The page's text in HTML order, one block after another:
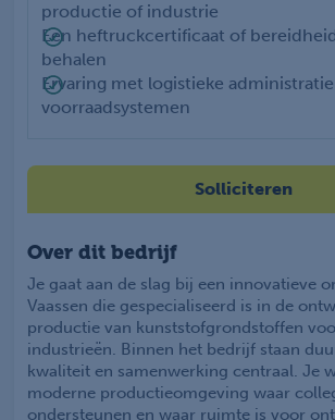
productie of industrie
Een heftruckcertificaat of
behalen
Ervaring met logistieke
voorraadsystemen
Solliciteren
Over dit bedrijf
Je gaat aan de slag bij een innovatieve
Vaassen die gespecialiseerd is in de
productie van kunststofgrondstoffen
industrieën. Binnen het bedrijf staan
kwaliteit en samenwerking centraal. Je
moderne productieomgeving waar
ondersteunen en waar ruimte is voor